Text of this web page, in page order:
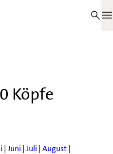
Köpfe
| Juni | Juli | August|